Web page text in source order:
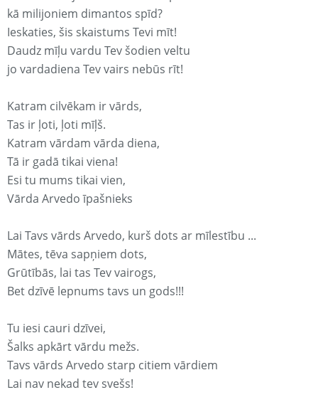
kā milijoniem dimantos spīd?
Ieskaties, šis skaistums Tevi mīt!
Daudz mīļu vardu Tev šodien veltu
jo vardadiena Tev vairs nebūs rīt!
Katram cilvēkam ir vārds,
Tas ir ļoti, ļoti mīļš.
Katram vārdam vārda diena,
Tā ir gadā tikai viena!
Esi tu mums tikai vien,
Vārda Arvedo īpašnieks
Lai Tavs vārds Arvedo, kurš dots ar mīlestību ...
Mātes, tēva sapņiem dots,
Grūtībās, lai tas Tev vairogs,
Bet dzīvē lepnums tavs un gods!!!
Tu iesi cauri dzīvei,
Šalks apkārt vārdu mežs.
Tavs vārds Arvedo starp citiem vārdiem
Lai nav nekad tev svešs!